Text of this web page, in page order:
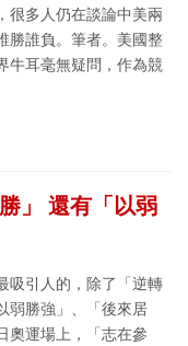
很多人仍在談論中美兩
勝誰負。筆者。美國整
牛耳毫無疑問，作為競
」 還有「以弱
吸引人的，除了「逆轉
弱勝強」、「後來居
奧運場上，「志在參